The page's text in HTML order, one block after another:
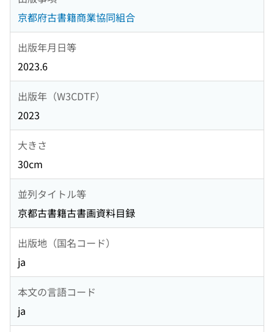
京都府古書籍商業協同組合
出版年月日等
2023.6
出版年（W3CDTF）
2023
大きさ
30cm
並列タイトル等
京都古書籍古書画資料目録
出版地（国名コード）
ja
本文の言語コード
ja